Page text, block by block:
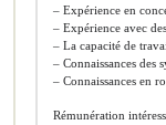
– Expérience en
– Expérience avec
– La capacité de
– Connaissances des
– Connaissances en
Rémunération